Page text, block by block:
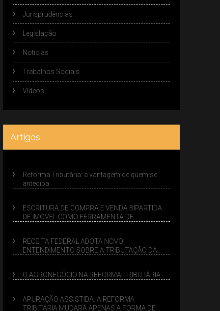
Jurisprudências
Legislação
Notícias
Trabalhos Sociais
Vídeos
Artigos
Reforma Tributária: a vantagem de quem se
antecipa
ESCRITURA DE COMPRA E VENDA BIPARTIDA
DE IMÓVEL COMO FERRAMENTA DE
RECEITA FEDERAL ADOTA NOVO
ENTENDIMENTO SOBRE A TRIBUTAÇÃO DA
O AGRONEGÓCIO NA REFORMA TRIBUTÁRIA
APURAÇÃO ASSISTIDA: A REFORMA
TRIBITÁRIA MUDARÁ APENAS A FORMA DE